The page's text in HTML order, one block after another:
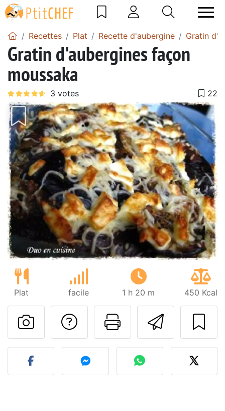
Recettes Plat Recette d'aubergine Gratin
Gratin d'aubergines façon
moussaka
Plat facile 1 h 20 m 450 Kcal
Imprimer
Poser une
Publier votre photo de